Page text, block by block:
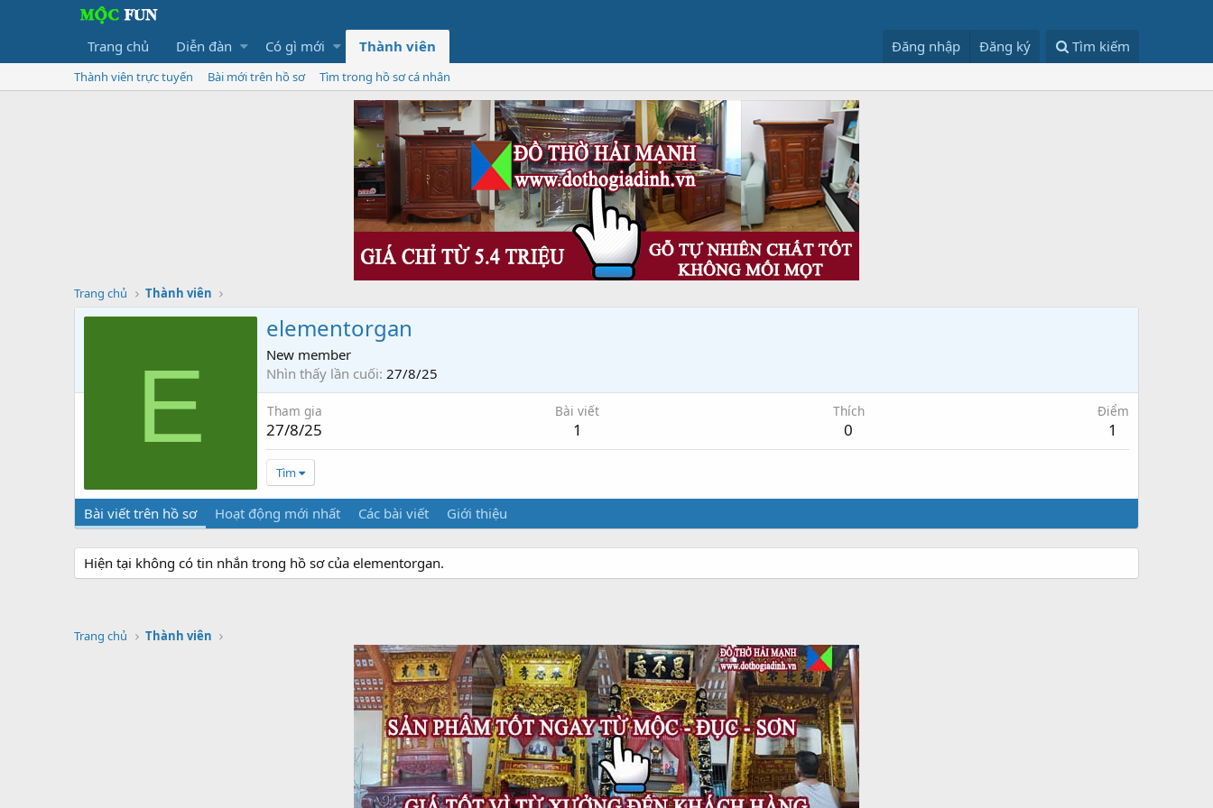
Trang chủ Diễn đàn Có gì mới Thành viên Đăng nhập Đăng ký Tìm kiếm
Thành viên trực tuyến Bài mới trên hồ sơ Tìm trong hồ sơ cá nhân
Trang chủ Thành viên
E
elementorgan
New member
Nhìn thấy lần cuối 27/8/25
Tham gia
27/8/25
Bài viết
1
Thích
0
Điểm
1
Tìm
Bài viết trên hồ sơ Hoạt động mới nhất Các bài viết Giới thiệu
Hiện tại không có tin nhắn trong hồ sơ của elementorgan.
Trang chủ Thành viên